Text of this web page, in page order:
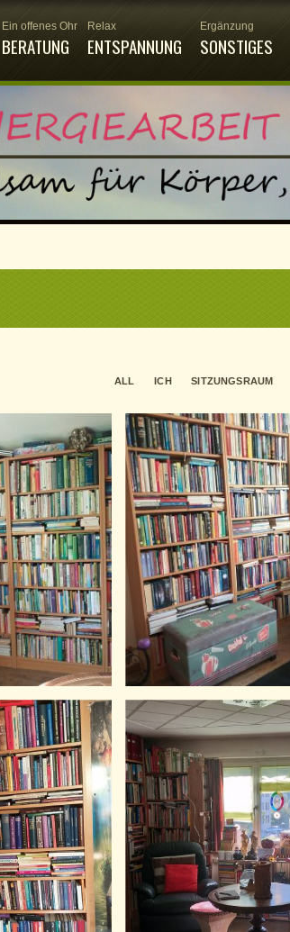
Ein offenes Ohr
BERATUNG
Relax
ENTSPANNUNG
Ergänzung
SONSTIGES
ALL ICH SITZUNGSRAUM